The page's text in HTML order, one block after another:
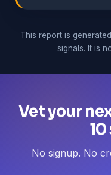
This report is
signals. It is
Vet your
No signup. No